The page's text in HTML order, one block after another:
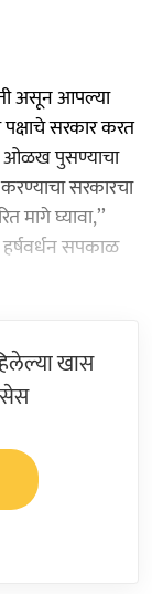
असून आपल्या
पक्षाचे सरकार करत
पुसण्याचा
सरकारचा
मागे घ्यावा,’’
हर्षवर्धन सपकाळ
खास